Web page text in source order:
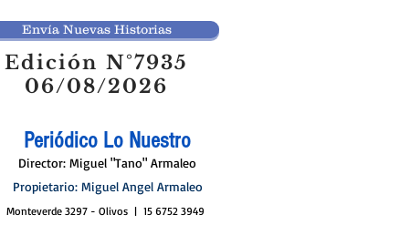
Envía Nuevas Historias
Edición N°7935
06/08/2026
Periódico Lo Nuestro
Director: Miguel "Tano" Armaleo
Propietario: Miguel Angel Armaleo
Monteverde 3297 - Olivos | 15 6752 3949